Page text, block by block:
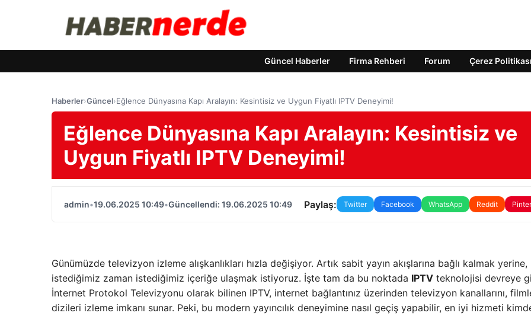
Güncel Haberler Firma Rehberi Forum Çerez Politikası
Haberler›Güncel›Eğlence Dünyasına Kapı Aralayın: Kesintisiz ve Uygun Fiyatlı IPTV Deneyimi!
Eğlence Dünyasına Kapı Aralayın: Kesintisiz ve
Uygun Fiyatlı IPTV Deneyimi!
admin•19.06.2025 10:49•Güncellendi: 19.06.2025 10:49 Paylaş: Twitter Facebook WhatsApp Reddit
Günümüzde televizyon izleme alışkanlıkları hızla değişiyor. Artık sabit yayın akışlarına bağlı kalmak yerine,
istediğimiz zaman istediğimiz içeriğe ulaşmak istiyoruz. İşte tam da bu noktada IPTV teknolojisi devreye
İnternet Protokol Televizyonu olarak bilinen IPTV, internet bağlantınız üzerinden televizyon kanallarını,
dizileri izleme imkanı sunar. Peki, bu modern yayıncılık deneyimine nasıl geçiş yapabilir, en iyi hizmeti